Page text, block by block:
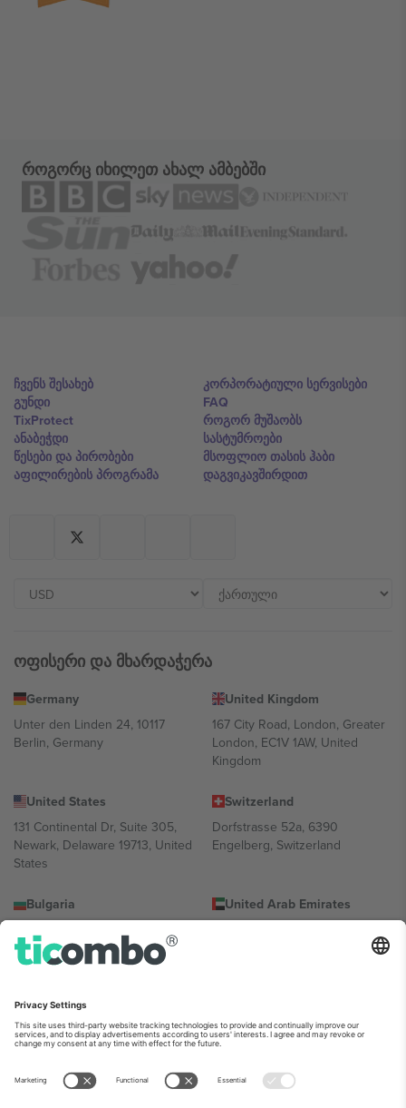
როგორც იხილეთ ახალ ამბებში
ჩვენს შესახებ
გუნდი
TixProtect
ანაბეჭდი
წესები და პირობები
აფილირების პროგრამა
კორპორატიული სერვისები
FAQ
როგორ მუშაობს
სასტუმროები
მსოფლიო თასის ჰაბი
დაგვიკავშირდით
ოფისერი და მხარდაჭერა
Germany
Unter den Linden 24, 10117
Berlin, Germany
United Kingdom
167 City Road, London, Greater
London, EC1V 1AW, United
Kingdom
United States
131 Continental Dr, Suite 305,
Newark, Delaware 19713, United
States
Switzerland
Dorfstrasse 52a, 6390
Engelberg, Switzerland
Bulgaria
Totleben 53-55, 1606 Sofia,
Bulgaria
United Arab Emirates
Building A1, Office 302, Dubai,
Mexico
Av Chapultepec 360, Roma
Norte, Cuauhtémoc, 06700
Ciudad de México, CDMX,
Mexico